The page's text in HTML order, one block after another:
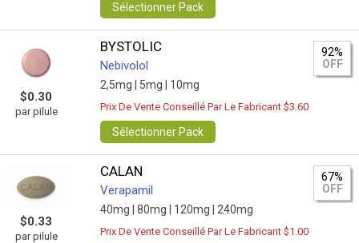
Sélectionner Pack
$0.30
par pilule
BYSTOLIC
Nebivolol
2,5mg | 5mg | 10mg
92%
OFF
Prix De Vente Conseillé Par Le Fabricant $3.60
Sélectionner Pack
$0.33
par pilule
CALAN
Verapamil
40mg | 80mg | 120mg | 240mg
67%
OFF
Prix De Vente Conseillé Par Le Fabricant $1.00